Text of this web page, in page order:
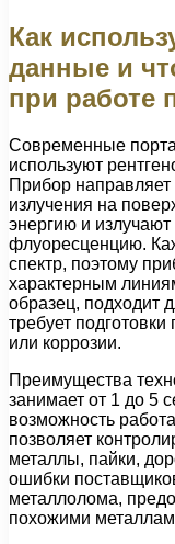
Как
данные и
при работе
Современные
используют
Прибор направляет
излучения на
энергию и
флуоресценцию.
спектр, поэтому
характерным
образец, подходит
требует
или коррозии.
Преимущества
занимает от 1 до 5
возможность
позволяет
металлы, пайки,
ошибки
металлолома,
похожими